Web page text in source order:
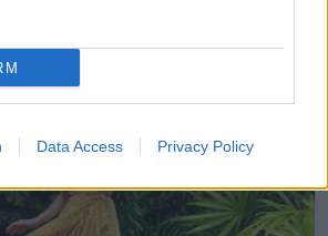
Data Access Privacy Policy